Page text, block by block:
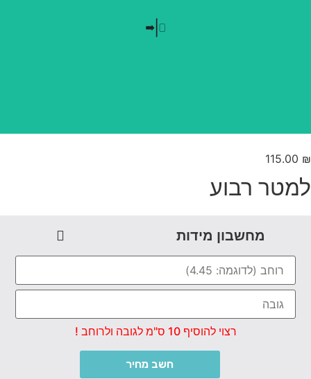
בלי חזרתיות
115.00
רבוע
מחשבון מידות
רצוי להוסיף 10 ס"מ לגובה ולרוחב !
חשב מחיר